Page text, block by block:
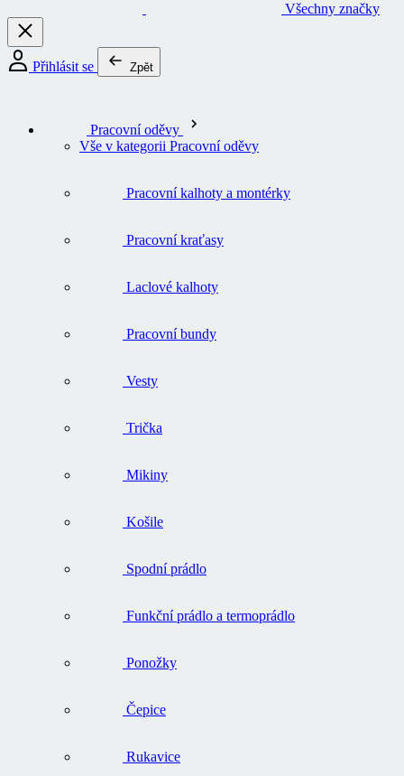
Všechny značky
Přihlásit se Zpět
Pracovní oděvy
Vše v kategorii Pracovní oděvy
Pracovní kalhoty a montérky
Pracovní kraťasy
Laclové kalhoty
Pracovní bundy
Vesty
Trička
Mikiny
Košile
Spodní prádlo
Funkční prádlo a termoprádlo
Ponožky
Čepice
Rukavice